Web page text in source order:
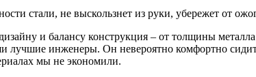
стали, не выскользнет из руки, убережет от
и балансу конструкция – от толщины
инженеры. Он невероятно комфортно
мы не экономили.